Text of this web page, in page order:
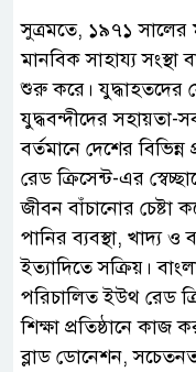
সুত্রমতে, ১৯৭১ সালের
মানবিক সাহায্য সংস্থা
শুরু করে। যুদ্ধাহতদের
যুদ্ধবন্দীদের সহায়তা-
বর্তমানে দেশের
রেড ক্রিসেন্ট-এর
জীবন বাঁচানোর চেষ্টা
পানির ব্যবস্থা, খাদ্য ও
ইত্যাদিতে সক্রিয়।
পরিচালিত ইউথ রেড
শিক্ষা প্রতিষ্ঠানে কাজ
ব্লাড ডোনেশন,